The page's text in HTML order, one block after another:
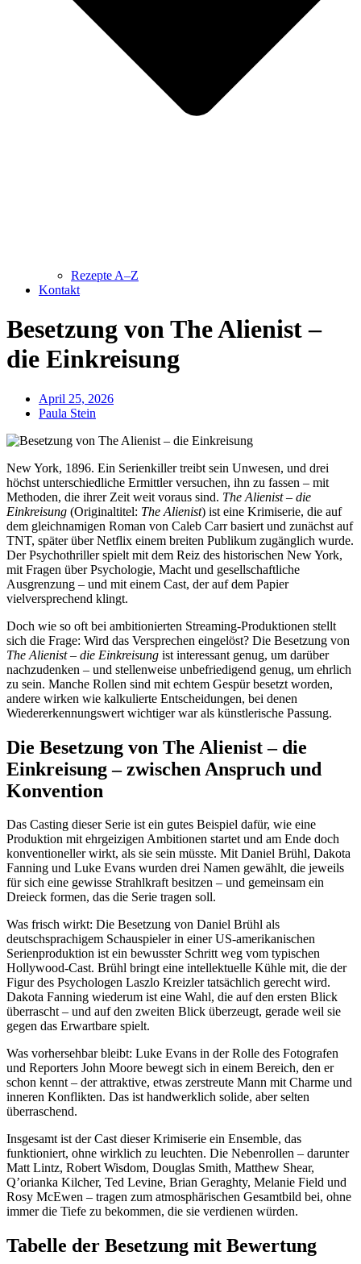
Rezepte A–Z
Kontakt
Besetzung von The Alienist –
die Einkreisung
April 25, 2026
Paula Stein
New York, 1896. Ein Serienkiller treibt sein Unwesen, und drei
höchst unterschiedliche Ermittler versuchen, ihn zu fassen – mit
Methoden, die ihrer Zeit weit voraus sind. The Alienist – die
Einkreisung (Originaltitel: The Alienist) ist eine Krimiserie, die auf
dem gleichnamigen Roman von Caleb Carr basiert und zunächst auf
TNT, später über Netflix einem breiten Publikum zugänglich wurde.
Der Psychothriller spielt mit dem Reiz des historischen New York,
mit Fragen über Psychologie, Macht und gesellschaftliche
Ausgrenzung – und mit einem Cast, der auf dem Papier
vielversprechend klingt.
Doch wie so oft bei ambitionierten Streaming-Produktionen stellt
sich die Frage: Wird das Versprechen eingelöst? Die Besetzung von
The Alienist – die Einkreisung ist interessant genug, um darüber
nachzudenken – und stellenweise unbefriedigend genug, um ehrlich
zu sein. Manche Rollen sind mit echtem Gespür besetzt worden,
andere wirken wie kalkulierte Entscheidungen, bei denen
Wiedererkennungswert wichtiger war als künstlerische Passung.
Die Besetzung von The Alienist – die
Einkreisung – zwischen Anspruch und
Konvention
Das Casting dieser Serie ist ein gutes Beispiel dafür, wie eine
Produktion mit ehrgeizigen Ambitionen startet und am Ende doch
konventioneller wirkt, als sie sein müsste. Mit Daniel Brühl, Dakota
Fanning und Luke Evans wurden drei Namen gewählt, die jeweils
für sich eine gewisse Strahlkraft besitzen – und gemeinsam ein
Dreieck formen, das die Serie tragen soll.
Was frisch wirkt: Die Besetzung von Daniel Brühl als
deutschsprachigem Schauspieler in einer US-amerikanischen
Serienproduktion ist ein bewusster Schritt weg vom typischen
Hollywood-Cast. Brühl bringt eine intellektuelle Kühle mit, die der
Figur des Psychologen Laszlo Kreizler tatsächlich gerecht wird.
Dakota Fanning wiederum ist eine Wahl, die auf den ersten Blick
überrascht – und auf den zweiten Blick überzeugt, gerade weil sie
gegen das Erwartbare spielt.
Was vorhersehbar bleibt: Luke Evans in der Rolle des Fotografen
und Reporters John Moore bewegt sich in einem Bereich, den er
schon kennt – der attraktive, etwas zerstreute Mann mit Charme und
inneren Konflikten. Das ist handwerklich solide, aber selten
überraschend.
Insgesamt ist der Cast dieser Krimiserie ein Ensemble, das
funktioniert, ohne wirklich zu leuchten. Die Nebenrollen – darunter
Matt Lintz, Robert Wisdom, Douglas Smith, Matthew Shear,
Q’orianka Kilcher, Ted Levine, Brian Geraghty, Melanie Field und
Rosy McEwen – tragen zum atmosphärischen Gesamtbild bei, ohne
immer die Tiefe zu bekommen, die sie verdienen würden.
Tabelle der Besetzung mit Bewertung